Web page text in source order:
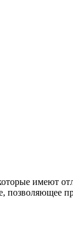
имеют
позволяющее